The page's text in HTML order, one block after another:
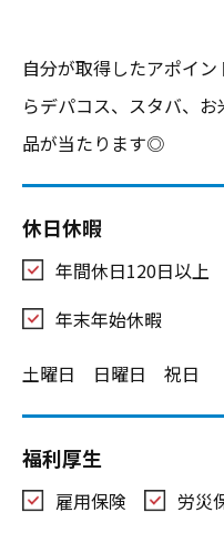
自分が取得したアポイ
らデパコス、スタバ、
品が当たります◎
休日休暇
年間休日120日以上
年末年始休暇
土曜日 日曜日 祝日
福利厚生
雇用保険 労災